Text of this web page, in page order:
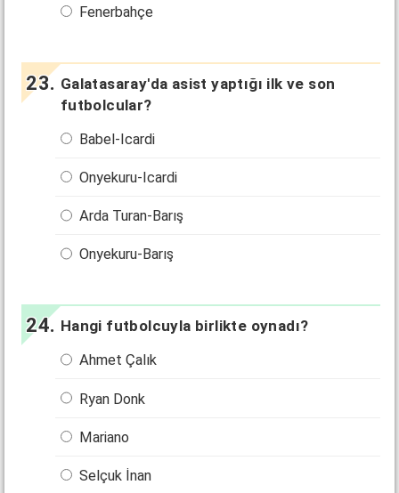
Fenerbahçe
Galatasaray'da asist yaptığı ilk ve son
futbolcular?
Babel-Icardi
Onyekuru-Icardi
Arda Turan-Barış
Onyekuru-Barış
Hangi futbolcuyla birlikte oynadı?
Ahmet Çalık
Ryan Donk
Mariano
Selçuk İnan